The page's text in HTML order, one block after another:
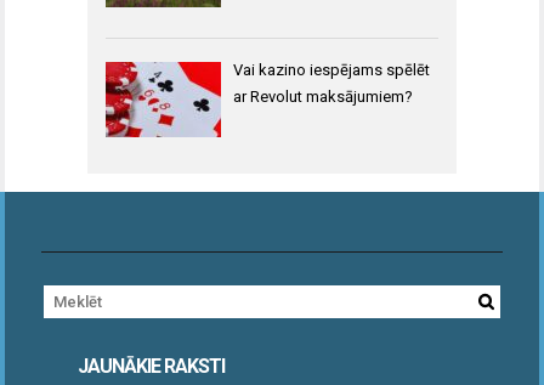
Vai kazino iespējams spēlēt
ar Revolut maksājumiem?
JAUNĀKIE RAKSTI